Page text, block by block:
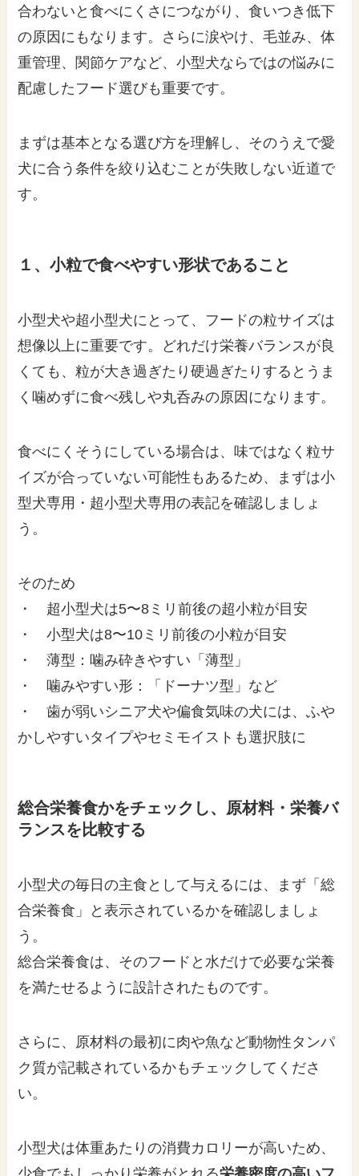
合わないと食べにくさにつながり、食いつき低下
の原因にもなります。さらに涙やけ、毛並み、体
重管理、関節ケアなど、小型犬ならではの悩みに
配慮したフード選びも重要です。
まずは基本となる選び方を理解し、そのうえで愛
犬に合う条件を絞り込むことが失敗しない近道で
す。
１、小粒で食べやすい形状であること
小型犬や超小型犬にとって、フードの粒サイズは
想像以上に重要です。どれだけ栄養バランスが良
くても、粒が大き過ぎたり硬過ぎたりするとうま
く噛めずに食べ残しや丸呑みの原因になります。
食べにくそうにしている場合は、味ではなく粒サ
イズが合っていない可能性もあるため、まずは小
型犬専用・超小型犬専用の表記を確認しましょ
う。
そのため
・ 超小型犬は5〜8ミリ前後の超小粒が目安
・ 小型犬は8〜10ミリ前後の小粒が目安
・ 薄型：噛み砕きやすい「薄型」
・ 噛みやすい形：「ドーナツ型」など
・ 歯が弱いシニア犬や偏食気味の犬には、ふや
かしやすいタイプやセミモイストも選択肢に
総合栄養食かをチェックし、原材料・栄養バ
ランスを比較する
小型犬の毎日の主食として与えるには、まず「総
合栄養食」と表示されているかを確認しましょ
う。
総合栄養食は、そのフードと水だけで必要な栄養
を満たせるように設計されたものです。
さらに、原材料の最初に肉や魚など動物性タンパ
ク質が記載されているかもチェックしてくださ
い。
小型犬は体重あたりの消費カロリーが高いため、